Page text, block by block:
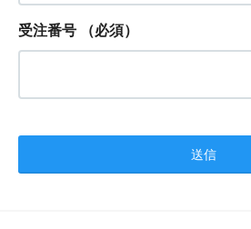
受注番号 （必須）